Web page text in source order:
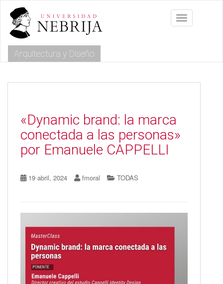
m
Toggle
Arquitectura y Diseño
«Dynamic brand: la marca
conectada a las personas»
por Emanuele CAPPELLI
19 abril, 2024 fmoral TODAS